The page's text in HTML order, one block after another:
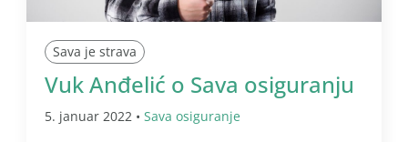
Sava je strava
Vuk Anđelić o Sava osiguranju
5. januar 2022 • Sava osiguranje